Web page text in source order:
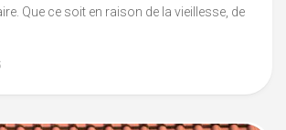
Que ce soit en raison de la vieillesse, de